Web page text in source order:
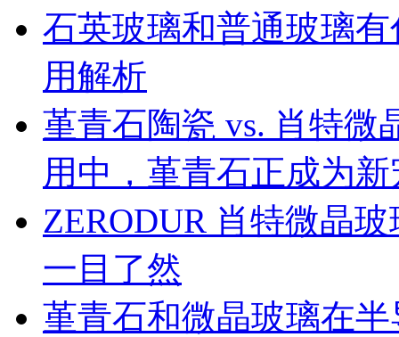
石英玻璃和普通玻璃
用解析
堇青石陶瓷 vs. 肖特微
用中，堇青石正成为
ZERODUR 肖特微晶
一目了然
堇青石和微晶玻璃在